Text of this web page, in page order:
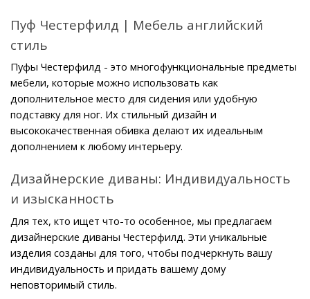
Пуф Честерфилд | Мебель английский
стиль
Пуфы Честерфилд - это многофункциональные предметы
мебели, которые можно использовать как
дополнительное место для сидения или удобную
подставку для ног. Их стильный дизайн и
высококачественная обивка делают их идеальным
дополнением к любому интерьеру.
Дизайнерские диваны: Индивидуальность
и изысканность
Для тех, кто ищет что-то особенное, мы предлагаем
дизайнерские диваны Честерфилд. Эти уникальные
изделия созданы для того, чтобы подчеркнуть вашу
индивидуальность и придать вашему дому
неповторимый стиль.